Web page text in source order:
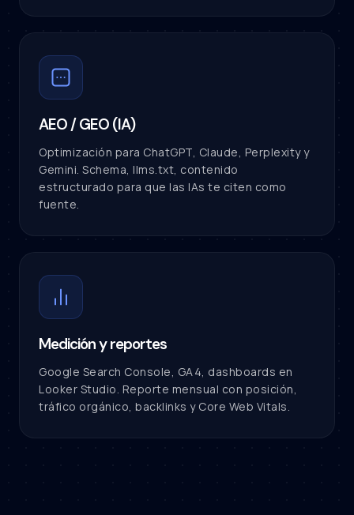
AEO / GEO (IA)
Optimización para ChatGPT, Claude, Perplexity y
Gemini. Schema, llms.txt, contenido
estructurado para que las IAs te citen como
fuente.
Medición y reportes
Google Search Console, GA4, dashboards en
Looker Studio. Reporte mensual con posición,
tráfico orgánico, backlinks y Core Web Vitals.